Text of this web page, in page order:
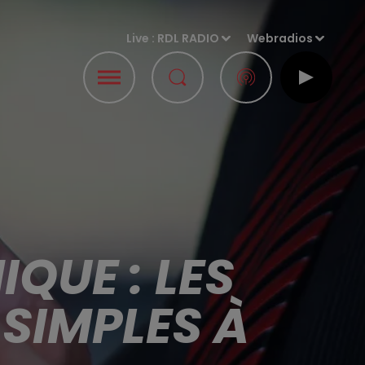
Live : RDL RADIO Webradios
: LES
À